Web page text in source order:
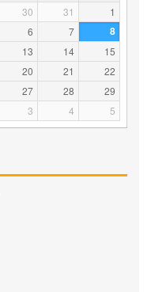
30 31
1
6 7 8
13 14
15
20 21
22
27 28
29
3 4 5